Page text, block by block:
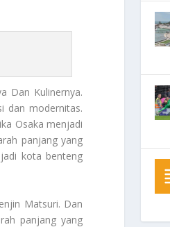
Dan Kulinernya.
dan modernitas.
Osaka menjadi
panjang yang
kota benteng
Matsuri. Dan
panjang yang